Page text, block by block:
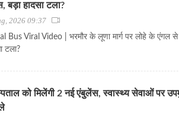
बड़ा हादसा टला?
2026 09:37
Bus Viral Video | भरमौर के लूणा मार्ग पर लोहे के एंगल
टला?
को मिलेंगी 2 नई एंबुलेंस, स्वास्थ्य सेवाओं पर